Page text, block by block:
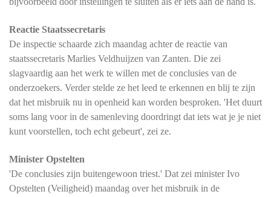
Reactie Staatssecretaris
De inspectie schaarde zich maandag achter de reactie van
staatssecretaris Marlies Veldhuijzen van Zanten. Die zei
slagvaardig aan het werk te willen met de conclusies van de
onderzoekers. Verder stelde ze het leed te erkennen en blij te zijn
dat het misbruik nu in openheid kan worden besproken. 'Het duurt
soms lang voor in de samenleving doordringt dat iets wat je je niet
kunt voorstellen, toch echt gebeurt', zei ze.
Minister Opstelten
'De conclusies zijn buitengewoon triest.' Dat zei minister Ivo
Opstelten (Veiligheid) maandag over het misbruik in de